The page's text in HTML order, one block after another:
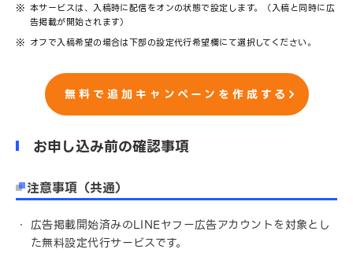
本サービスは、入稿時に配信をオンの状態で設定します。（入稿と同時に広
告掲載が開始されます）
オフで入稿希望の場合は下部の設定代行希望欄にて選択してください。
無料で追加キャンペーンを作成する
お申し込み前の確認事項
注意事項（共通）
広告掲載開始済みのLINEヤフー広告アカウントを対象とし
た無料設定代行サービスです。